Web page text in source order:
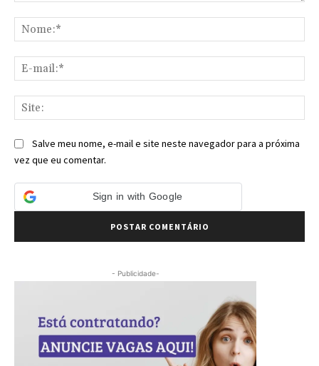
Salve meu nome, e-mail e site neste navegador para a próxima
vez que eu comentar.
Sign in with Google
- Publicidade-